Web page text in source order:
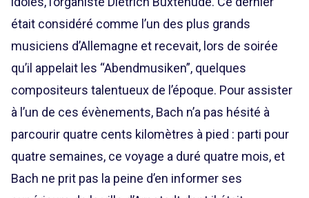
était considéré comme l’un des plus grands
musiciens d’Allemagne et recevait, lors de soirée
qu’il appelait les “Abendmusiken”, quelques
compositeurs talentueux de l’époque. Pour assister
à l’un de ces évènements, Bach n’a pas hésité à
parcourir quatre cents kilomètres à pied : parti pour
quatre semaines, ce voyage a duré quatre mois, et
Bach ne prit pas la peine d’en informer ses